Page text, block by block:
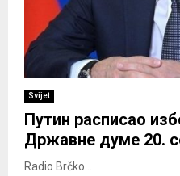
Svijet
Путин расписао
Државне думе 20.
Radio Brčko...